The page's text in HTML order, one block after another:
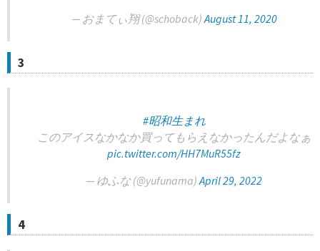
— おまてぃ翔 (@schoback)August 11, 2020
3
#昭和生まれ
このアイスなかなか買ってもらえなかったんだよなぁ
pic.twitter.com/HH7MuR55fz
— ゆふな (@yufunama)April 29, 2022
4